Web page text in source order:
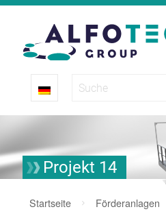
Projekt 14
Startseite
Förderanlagen